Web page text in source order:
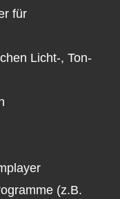
für
Licht-, Ton-
(z.B.